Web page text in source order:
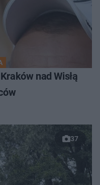
nad Wisłą
37